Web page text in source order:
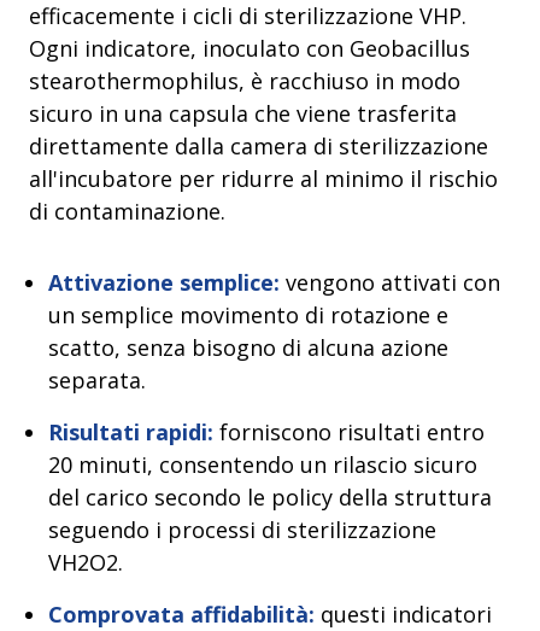
efficacemente i cicli di sterilizzazione VHP.
Ogni indicatore, inoculato con Geobacillus
stearothermophilus, è racchiuso in modo
sicuro in una capsula che viene trasferita
direttamente dalla camera di sterilizzazione
all'incubatore per ridurre al minimo il rischio
di contaminazione.
Attivazione semplice: vengono attivati con
un semplice movimento di rotazione e
scatto, senza bisogno di alcuna azione
separata.
Risultati rapidi: forniscono risultati entro
20 minuti, consentendo un rilascio sicuro
del carico secondo le policy della struttura
seguendo i processi di sterilizzazione
VH2O2.
Comprovata affidabilità: questi indicatori